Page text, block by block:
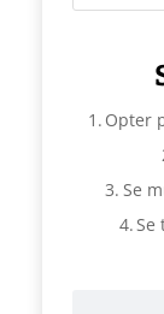
Opter
Se
Se